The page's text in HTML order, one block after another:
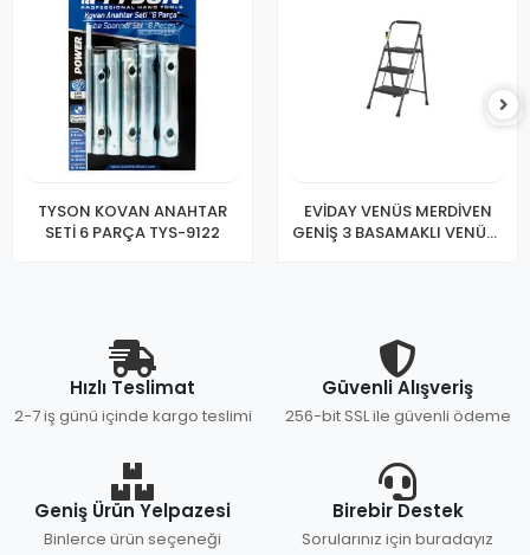
TYSON KOVAN ANAHTAR
SETİ 6 PARÇA TYS-9122
EVİDAY VENÜS MERDİVEN
GENİŞ 3 BASAMAKLI VENÜS-
Hızlı Teslimat
2-7 iş günü içinde kargo teslimi
Güvenli Alışveriş
256-bit SSL ile güvenli ödeme
Geniş Ürün Yelpazesi
Binlerce ürün seçeneği
Birebir Destek
Sorularınız için buradayız